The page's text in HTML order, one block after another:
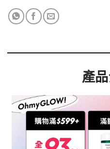
產